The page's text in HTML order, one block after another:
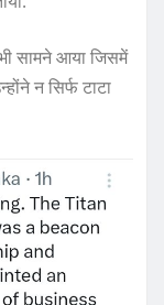
सामने आया जिसमें
न सिर्फ टाटा